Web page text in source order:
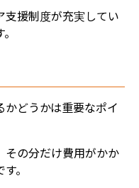
支援制度が充実してい
どうかは重要なポイ
その分だけ費用がかか
。